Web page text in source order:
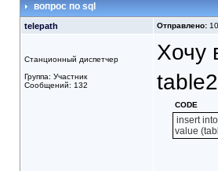
вопрос по sql
telepath Отправлено:
Станционный диспетчер
Группа: Участник
Сообщений: 132
Хочу
table2
CODE
insert
value